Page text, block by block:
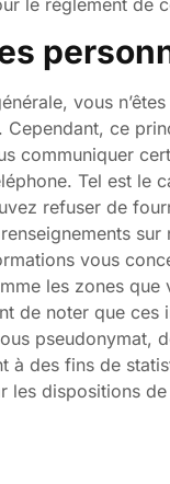
vous
Cependant, ce
communiquer
Tel est le
refuser de
vous
les zones que
de noter que ces
pseudonymat,
à des fins de
les dispositions